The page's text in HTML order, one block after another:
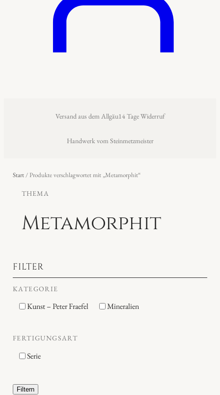
Versand aus dem Allgäu14 Tage Widerruf
Handwerk vom Steinmetzmeister
Start/ Produkte verschlagwortet mit „Metamorphit“
THEMA
Metamorphit
FILTER
KATEGORIE
Kunst – Peter Fraefel Mineralien
FERTIGUNGSART
Serie
Filtern